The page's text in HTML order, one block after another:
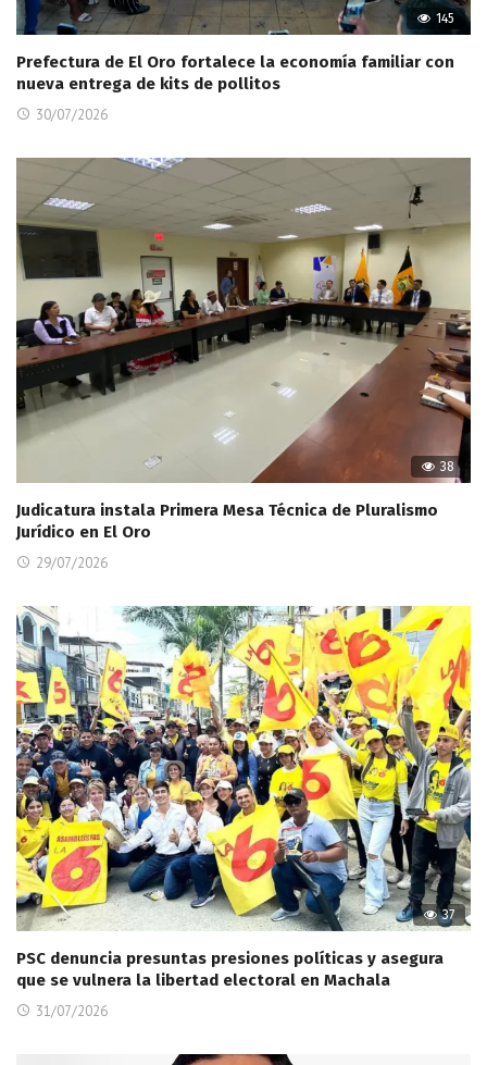
145
Prefectura de El Oro fortalece la economía familiar con
nueva entrega de kits de pollitos
30/07/2026
38
Judicatura instala Primera Mesa Técnica de Pluralismo
Jurídico en El Oro
29/07/2026
37
PSC denuncia presuntas presiones políticas y asegura
que se vulnera la libertad electoral en Machala
31/07/2026